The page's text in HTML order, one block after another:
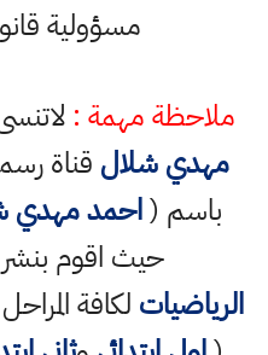
مسؤولية
ملاحظة مهمة :
مهدي شلال قناة
باسم (احمد مهدي
حيث اقوم
الرياضيات لكافة